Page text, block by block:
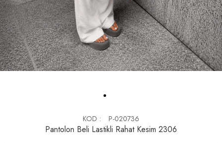
KOD P-020736
Pantolon Beli Lastikli Rahat Kesim 2306